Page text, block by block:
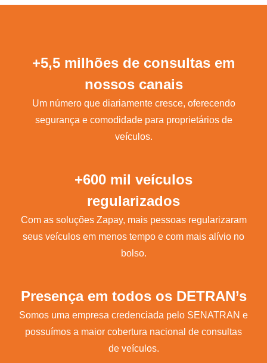
+5,5 milhões de consultas em
nossos canais
Um número que diariamente cresce, oferecendo
segurança e comodidade para proprietários de
veículos.
+600 mil veículos
regularizados
Com as soluções Zapay, mais pessoas regularizaram
seus veículos em menos tempo e com mais alívio no
bolso.
Presença em todos os DETRAN’s
Somos uma empresa credenciada pelo SENATRAN e
possuímos a maior cobertura nacional de consultas
de veículos.